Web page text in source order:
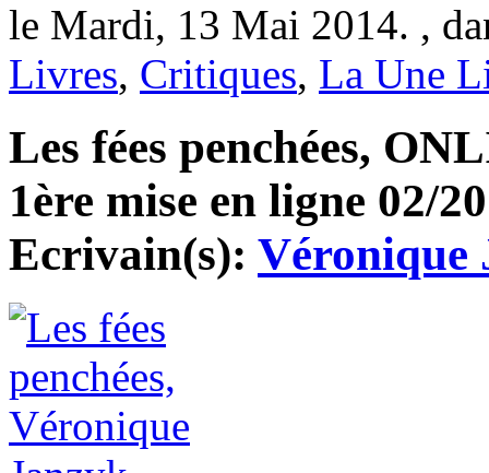
le Mardi, 13 Mai 2014. ,
Livres, Critiques, La Une
Les fées penchées,
1ère mise en ligne 02/
Ecrivain(s): Véronique